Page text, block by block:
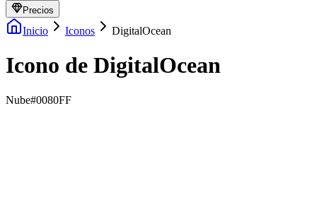
Precios
Inicio Iconos DigitalOcean
Icono de DigitalOcean
Nube#0080FF